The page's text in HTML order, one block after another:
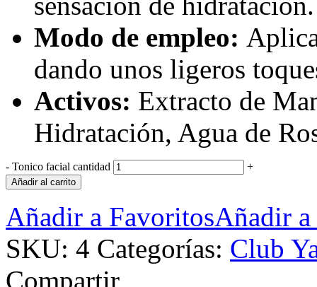
Modo de empleo:
dando unos ligeros
Activos: Extracto de
Hidratación, Agua de
- Tonico facial cantidad +
Añadir al carrito
Añadir a FavoritosAñadir a
SKU: 4 Categorías: Club
Compartir